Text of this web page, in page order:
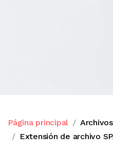
Página principal
Extensión de archivo